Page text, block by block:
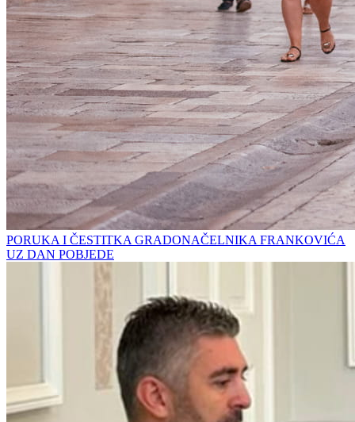
PORUKA I ČESTITKA GRADONAČELNIKA FRANKOVIĆA
UZ DAN POBJEDE